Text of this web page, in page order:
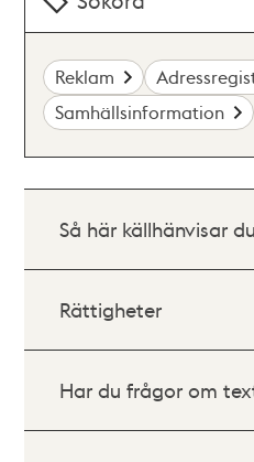
Reklam
Samhällsinformation
Så här källhänvisar
Rättigheter
Har du frågor om